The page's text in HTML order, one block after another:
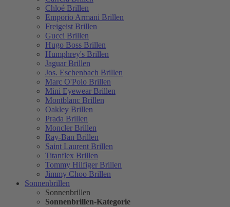
Chloé Brillen
Emporio Armani Brillen
Freigeist Brillen
Gucci Brillen
Hugo Boss Brillen
Humphrey's Brillen
Jaguar Brillen
Jos. Eschenbach Brillen
Marc O'Polo Brillen
Mini Eyewear Brillen
Montblanc Brillen
Oakley Brillen
Prada Brillen
Moncler Brillen
Ray-Ban Brillen
Saint Laurent Brillen
Titanflex Brillen
Tommy Hilfiger Brillen
Jimmy Choo Brillen
Sonnenbrillen
Sonnenbrillen
Sonnenbrillen-Kategorie